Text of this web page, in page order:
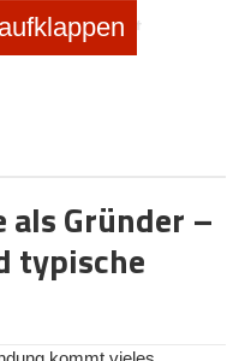
Gesellschaft mit
der
gilt wenigstens, solange
persönliche Haftung
oder wegen
haften. Denn üben
aus, haften sie
als Gründer –
typische